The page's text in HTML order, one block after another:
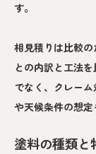
す。
相見積りは比較
との内訳と工法
でなく、クレー
や天候条件の想定
塗料の種類と